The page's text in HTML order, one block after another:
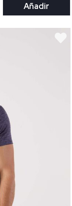
Añadir